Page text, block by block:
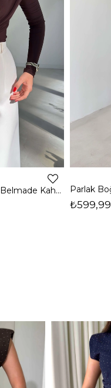
Boğazlı Yanı Drape Detaylı Belmade Kahve Kadın Bluz 26K113
₺599,99